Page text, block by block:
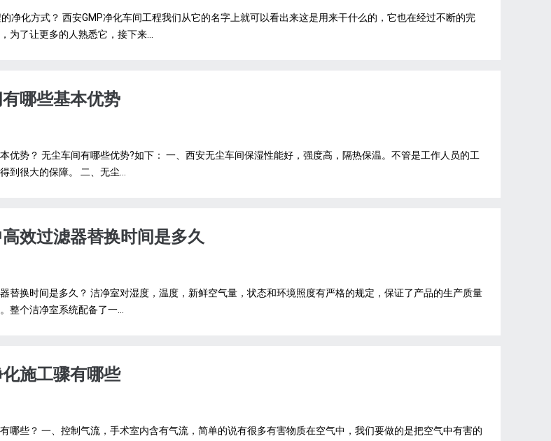
净化方式？ 西安GMP净化车间工程我们从它的名字上就可以看出来这是用来干什么的，它也在经过不断的完
为了让更多的人熟悉它，接下来...
哪些基本优势
优势？ 无尘车间有哪些优势?如下： 一、西安无尘车间保湿性能好，强度高，隔热保温。不管是工作人员的工
到很大的保障。 二、无尘...
效过滤器替换时间是多久
替换时间是多久？ 洁净室对湿度，温度，新鲜空气量，状态和环境照度有严格的规定，保证了产品的生产质量
整个洁净室系统配备了一...
施工骤有哪些
哪些？ 一、控制气流，手术室内含有气流，简单的说有很多有害物质在空气中，我们要做的是把空气中有害的